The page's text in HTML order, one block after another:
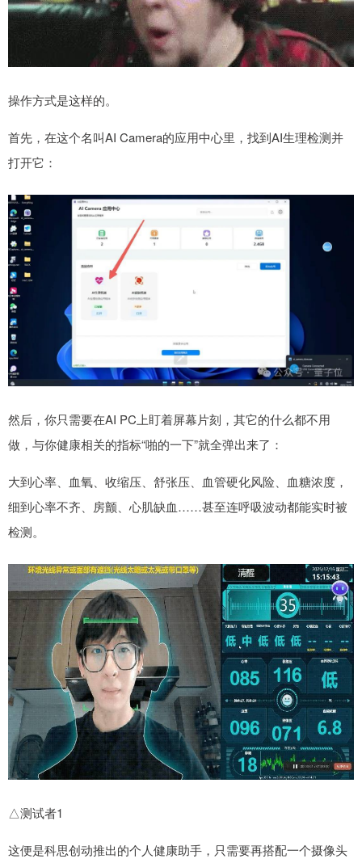
操作方式是这样的。
首先，在这个名叫AI Camera的应用中心里，找到AI生理检测并
打开它：
然后，你只需要在AI PC上盯着屏幕片刻，其它的什么都不用
做，与你健康相关的指标“啪的一下”就全弹出来了：
大到心率、血氧、收缩压、舒张压、血管硬化风险、血糖浓度，
细到心率不齐、房颤、心肌缺血……甚至连呼吸波动都能实时被
检测。
△测试者1
这便是科思创动推出的个人健康助手，只需要再搭配一个摄像头